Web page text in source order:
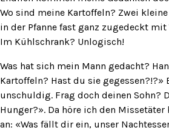
Wo sind meine Kartoffeln? Zwei
in der Pfanne fast ganz zugedeckt mit
Im Kühlschrank? Unlogisch!
Was hat sich mein Mann gedacht?
Kartoffeln? Hast du sie gegessen?!?»
unschuldig. Frag doch deinen Sohn?
Hunger?». Da höre ich den
an: «Was fällt dir ein, unser